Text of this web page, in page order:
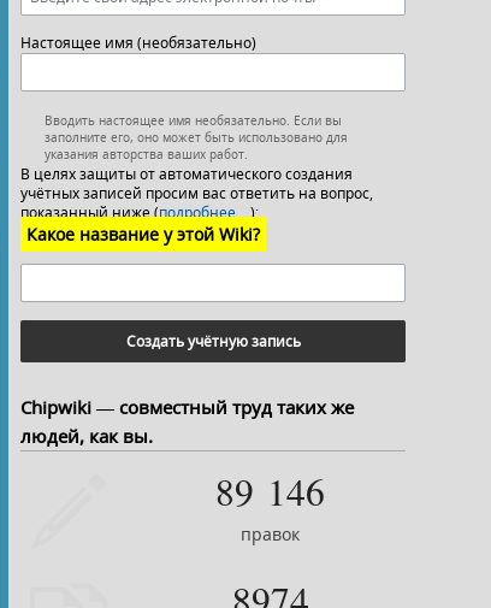
Настоящее имя (необязательно)
Вводить настоящее имя необязательно. Если вы
заполните его, оно может быть использовано для
указания авторства ваших работ.
В целях защиты от автоматического создания
учётных записей просим вас ответить на вопрос,
показанный ниже (подробнее…):
Какое название у этой Wiki?
Создать учётную запись
Chipwiki — совместный труд таких же
людей, как вы.
89 146
правок